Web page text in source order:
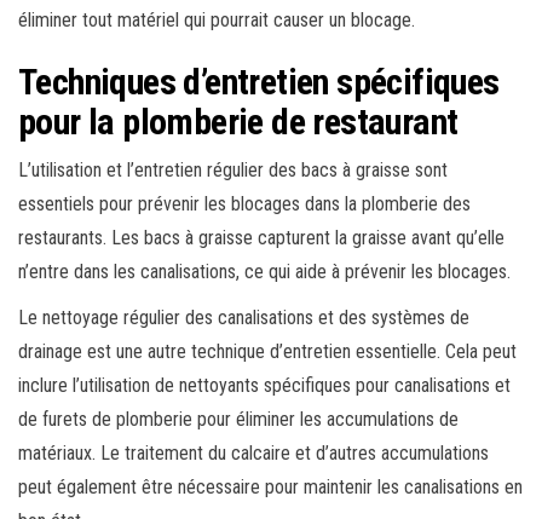
éliminer tout matériel qui pourrait causer un blocage.
Techniques d’entretien spécifiques
pour la plomberie de restaurant
L’utilisation et l’entretien régulier des bacs à graisse sont
essentiels pour prévenir les blocages dans la plomberie des
restaurants. Les bacs à graisse capturent la graisse avant qu’elle
n’entre dans les canalisations, ce qui aide à prévenir les blocages.
Le nettoyage régulier des canalisations et des systèmes de
drainage est une autre technique d’entretien essentielle. Cela peut
inclure l’utilisation de nettoyants spécifiques pour canalisations et
de furets de plomberie pour éliminer les accumulations de
matériaux. Le traitement du calcaire et d’autres accumulations
peut également être nécessaire pour maintenir les canalisations en